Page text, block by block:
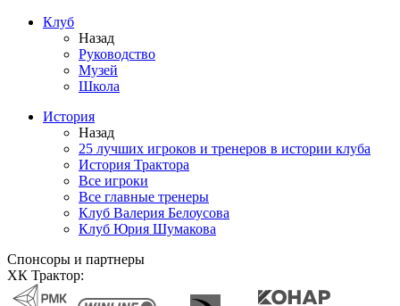
Клуб
Назад
Руководство
Музей
Школа
История
Назад
25 лучших игроков и тренеров в истории клуба
История Трактора
Все игроки
Все главные тренеры
Клуб Валерия Белоусова
Клуб Юрия Шумакова
Спонсоры и партнеры
ХК Трактор: